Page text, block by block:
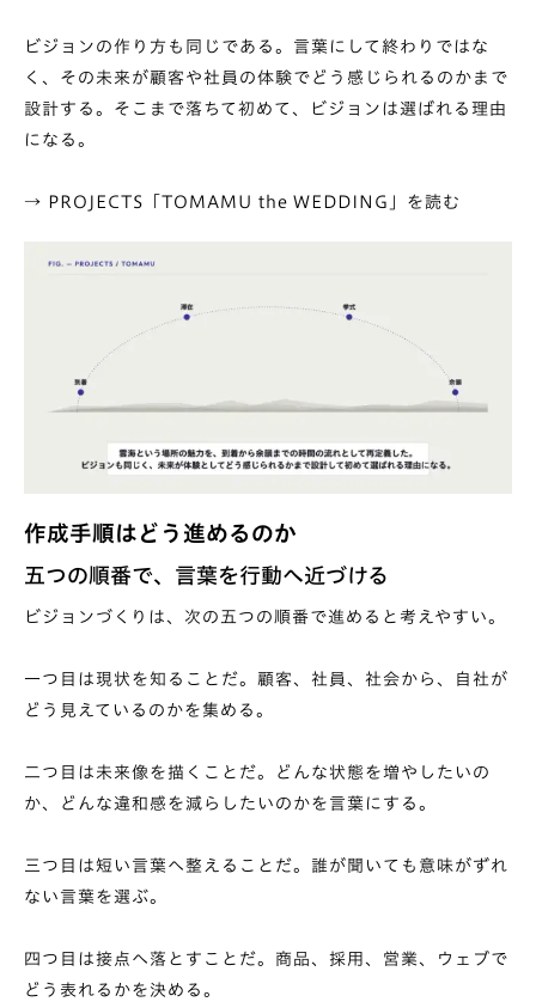
ビジョンの作り方も同じである。言葉にして終わりではな
く、その未来が顧客や社員の体験でどう感じられるのかまで
設計する。そこまで落ちて初めて、ビジョンは選ばれる理由
になる。
→ PROJECTS「TOMAMU the WEDDING」を読む
作成手順はどう進めるのか
五つの順番で、言葉を行動へ近づける
ビジョンづくりは、次の五つの順番で進めると考えやすい。
一つ目は現状を知ることだ。顧客、社員、社会から、自社が
どう見えているのかを集める。
二つ目は未来像を描くことだ。どんな状態を増やしたいの
か、どんな違和感を減らしたいのかを言葉にする。
三つ目は短い言葉へ整えることだ。誰が聞いても意味がずれ
ない言葉を選ぶ。
四つ目は接点へ落とすことだ。商品、採用、営業、ウェブで
どう表れるかを決める。